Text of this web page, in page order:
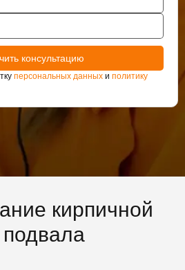
персональных данных и политику
кирпичной
подвала